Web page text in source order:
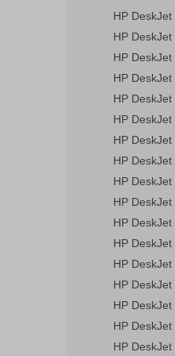
HP
HP DeskJet
HP
HP
HP
HP
HP
HP
HP
HP
HP
HP
HP
HP
HP
HP
HP